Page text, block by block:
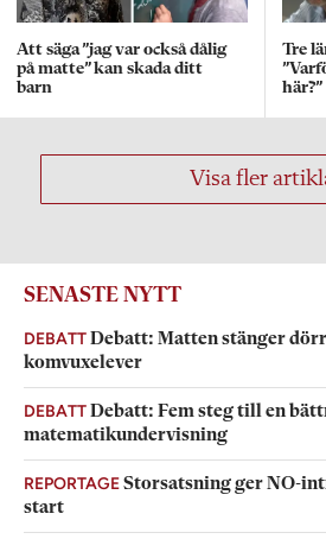
Att säga ”jag var också dålig
på matte” kan skada ditt
barn
Tre
här?”
Visa fler
SENASTE NYTT
DEBATTDebatt: Matten stänger
komvuxelever
DEBATTDebatt: Fem steg till en
matematikundervisning
REPORTAGEStorsatsning ger NO-
start